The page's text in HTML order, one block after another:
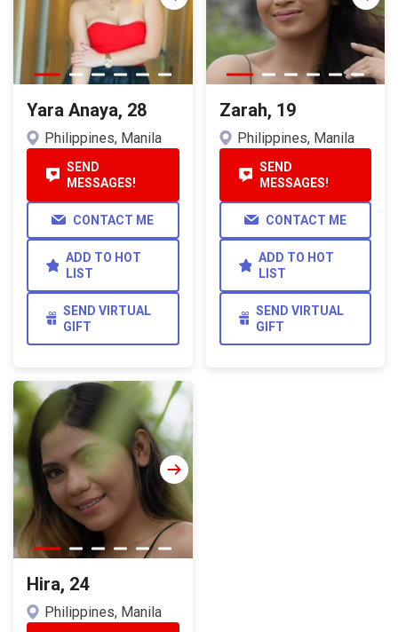
Yara Anaya, 28
Philippines, Manila
SEND
MESSAGES!
CONTACT ME
ADD TO HOT
LIST
SEND VIRTUAL
GIFT
Zarah, 19
Philippines, Manila
SEND
MESSAGES!
CONTACT ME
ADD TO HOT
LIST
SEND VIRTUAL
GIFT
Hira, 24
Philippines, Manila